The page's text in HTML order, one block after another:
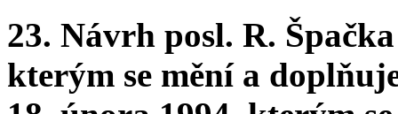
23. Návrh posl. R.
kterým se mění a